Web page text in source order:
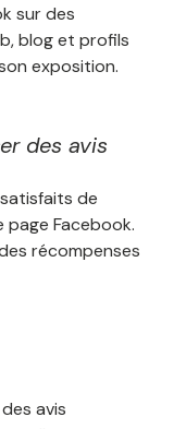
sur des
blog et profils
exposition.
des avis
de
Facebook.
récompenses
avis